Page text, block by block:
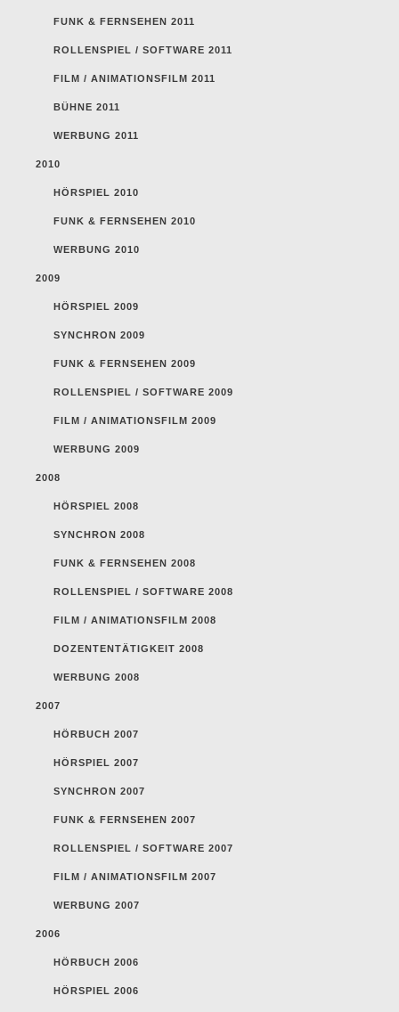
FUNK & FERNSEHEN 2011
ROLLENSPIEL / SOFTWARE 2011
FILM / ANIMATIONSFILM 2011
BÜHNE 2011
WERBUNG 2011
2010
HÖRSPIEL 2010
FUNK & FERNSEHEN 2010
WERBUNG 2010
2009
HÖRSPIEL 2009
SYNCHRON 2009
FUNK & FERNSEHEN 2009
ROLLENSPIEL / SOFTWARE 2009
FILM / ANIMATIONSFILM 2009
WERBUNG 2009
2008
HÖRSPIEL 2008
SYNCHRON 2008
FUNK & FERNSEHEN 2008
ROLLENSPIEL / SOFTWARE 2008
FILM / ANIMATIONSFILM 2008
DOZENTENTÄTIGKEIT 2008
WERBUNG 2008
2007
HÖRBUCH 2007
HÖRSPIEL 2007
SYNCHRON 2007
FUNK & FERNSEHEN 2007
ROLLENSPIEL / SOFTWARE 2007
FILM / ANIMATIONSFILM 2007
WERBUNG 2007
2006
HÖRBUCH 2006
HÖRSPIEL 2006